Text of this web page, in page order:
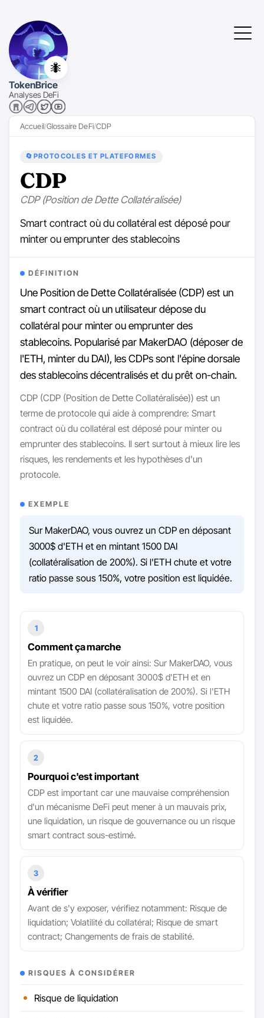
🐜
TokenBrice
Analyses DeFi
Accueil Glossaire DeFi CDP
🔄 PROTOCOLES ET PLATEFORMES
CDP
CDP (Position de Dette Collatéralisée)
Smart contract où du collatéral est déposé pour
minter ou emprunter des stablecoins
DÉFINITION
Une Position de Dette Collatéralisée (CDP) est un
smart contract où un utilisateur dépose du
collatéral pour minter ou emprunter des
stablecoins. Popularisé par MakerDAO (déposer de
l'ETH, minter du DAI), les CDPs sont l'épine dorsale
des stablecoins décentralisés et du prêt on-chain.
CDP (CDP (Position de Dette Collatéralisée)) est un
terme de protocole qui aide à comprendre: Smart
contract où du collatéral est déposé pour minter ou
emprunter des stablecoins. Il sert surtout à mieux lire les
risques, les rendements et les hypothèses d'un
protocole.
EXEMPLE
Sur MakerDAO, vous ouvrez un CDP en déposant
3000$ d'ETH et en mintant 1500 DAI
(collatéralisation de 200%). Si l'ETH chute et votre
ratio passe sous 150%, votre position est liquidée.
1
Comment ça marche
En pratique, on peut le voir ainsi: Sur MakerDAO, vous
ouvrez un CDP en déposant 3000$ d'ETH et en
mintant 1500 DAI (collatéralisation de 200%). Si l'ETH
chute et votre ratio passe sous 150%, votre position
est liquidée.
2
Pourquoi c'est important
CDP est important car une mauvaise compréhension
d'un mécanisme DeFi peut mener à un mauvais prix,
une liquidation, un risque de gouvernance ou un risque
smart contract sous-estimé.
3
À vérifier
Avant de s'y exposer, vérifiez notamment: Risque de
liquidation; Volatilité du collatéral; Risque de smart
contract; Changements de frais de stabilité.
RISQUES À CONSIDÉRER
Risque de liquidation